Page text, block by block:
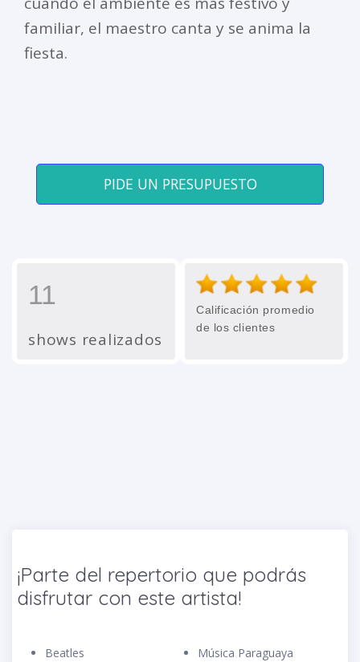
familiar, el maestro canta y se anima la
fiesta.
PIDE UN PRESUPUESTO
11
shows realizados
Calificación promedio
de los clientes
¡Parte del repertorio que podrás
disfrutar con este artista!
Beatles
Música Paraguaya